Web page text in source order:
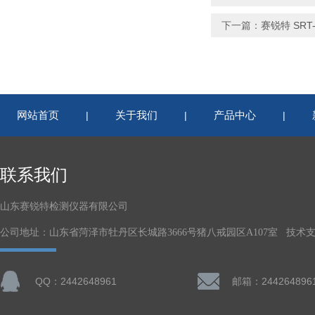
下一篇： 赛锐特
网站首页 | 关于我们 | 产品中心 |
联系我们
山东赛锐特检测仪器有限公司
公司地址：山东省菏泽市牡丹区长城路3666号猪八戒园区A107室 技术
QQ：2442648961 邮箱：